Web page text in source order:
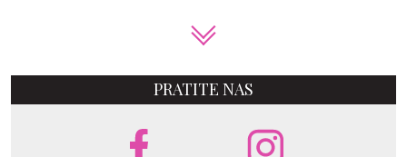
PRATITE NAS